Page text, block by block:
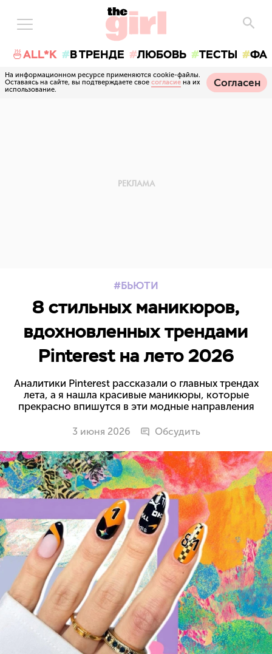
🍜ALL*K В ТРЕНДЕ ЛЮБОВЬ ТЕСТЫ
На информационном ресурсе применяются cookie-файлы.
Оставаясь на сайте, вы подтверждаете свое согласие на их
использование.
Согласен
БЬЮТИ
8 стильных маникюров,
вдохновленных трендами
Pinterest на лето 2026
Аналитики Pinterest рассказали о главных трендах
лета, а я нашла красивые маникюры, которые
прекрасно впишутся в эти модные направления
3 июня 2026 Обсудить